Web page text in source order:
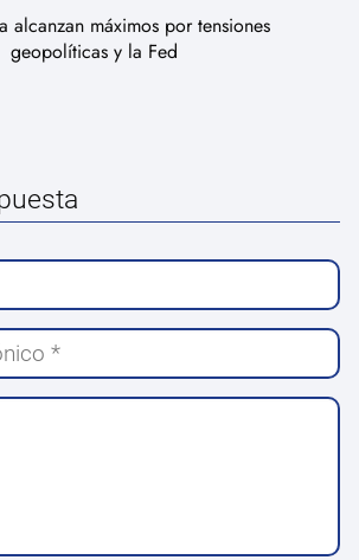
alcanzan máximos por tensiones
geopolíticas y la Fed